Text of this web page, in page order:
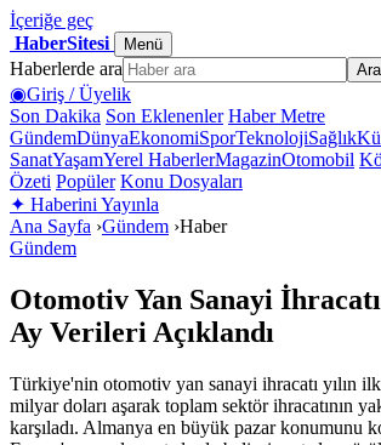
İçeriğe geç
HaberSitesi
Menü
Haberlerde ara Ara
◉Giriş / Üyelik
Son Dakika Son Eklenenler Haber Metre
GündemDünyaEkonomiSporTeknolojiSağlık
SanatYaşamYerel HaberlerMagazinOtomobil
Özeti Popüler Konu Dosyaları
✦ Haberini Yayınla
Ana Sayfa ›Gündem ›Haber
Gündem
Otomotiv Yan Sanayi
Ay Verileri Açıklandı
Türkiye'nin otomotiv yan sanayi ihracatı yılın ilk
milyar doları aşarak toplam sektör ihracatının
karşıladı. Almanya en büyük pazar konumunu